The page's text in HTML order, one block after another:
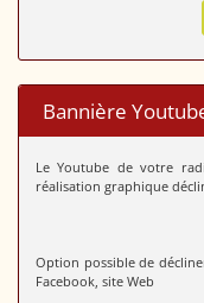
Bannière
Le Youtube de votre
réalisation graphique
Option possible de
Facebook, site Web